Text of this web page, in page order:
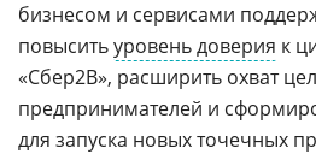
бизнесом и сервисами
повыситьуровень доверия к
«Сбер2B», расширить охват
предпринимателей и
для запуска новых точечных